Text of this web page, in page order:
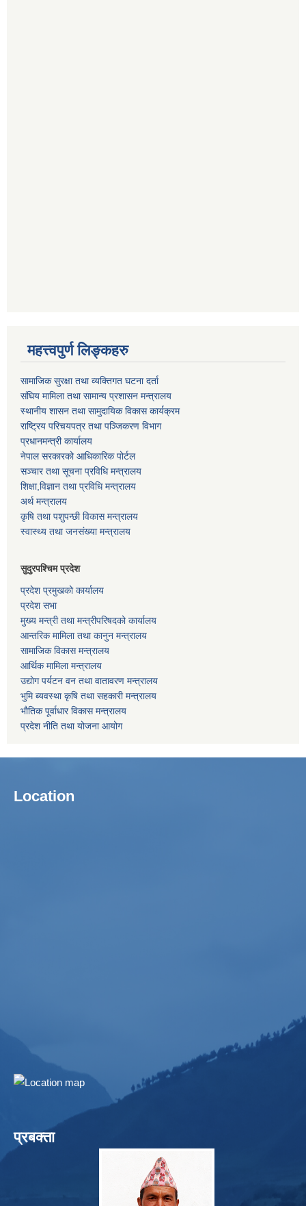
महत्त्वपुर्ण लिङ्कहरु
सामाजिक सुरक्षा तथा व्यक्तिगत घटना दर्ता
संघिय मामिला तथा सामान्य प्रशासन मन्त्रालय
स्थानीय शासन तथा सामुदायिक विकास कार्यक्रम
राष्ट्रिय परिचयपत्र तथा पञ्जिकरण विभाग
प्रधानमन्त्री कार्यालय
नेपाल सरकारको आधिकारिक पोर्टल
सञ्‍चार तथा सूचना प्रविधि मन्त्रालय
शिक्षा,विज्ञान तथा प्रविधि मन्त्रालय
अर्थ मन्त्रालय
कृषि तथा पशुपन्छी विकास मन्त्रालय
स्वास्थ्य तथा जनसंख्या मन्त्रालय
सुदुरपश्चिम प्रदेश
प्रदेश प्रमुखको कार्यालय
प्रदेश सभा
मुख्य मन्त्री तथा मन्त्रीपरिषदको कार्यालय
आन्तरिक मामिला तथा कानुन मन्त्रालय
सामाजिक विकास मन्त्रालय
आर्थिक मामिला मन्त्रालय
उद्याेग पर्यटन वन तथा वातावरण मन्त्रालय
भुमि ब्यवस्था कृषि तथा सहकारी मन्त्रालय
भाैतिक पूर्वाधार विकास मन्त्रालय
प्रदेश नीति तथा योजना आयोग
Location
प्रबक्ता